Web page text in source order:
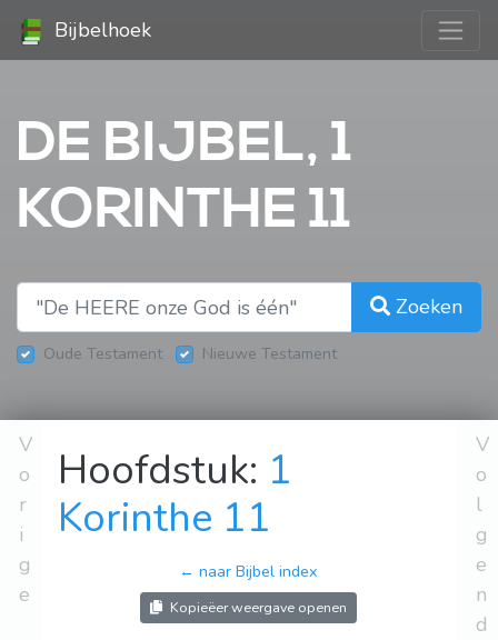
Bijbelhoek
DE BIJBEL, 1
KORINTHE 11
Zoeken
Oude Testament Nieuwe Testament
V
o
r
i
g
e
Hoofdstuk: 1
Korinthe 11
← naar Bijbel index
Kopieëer weergave openen
V
o
l
g
e
n
d